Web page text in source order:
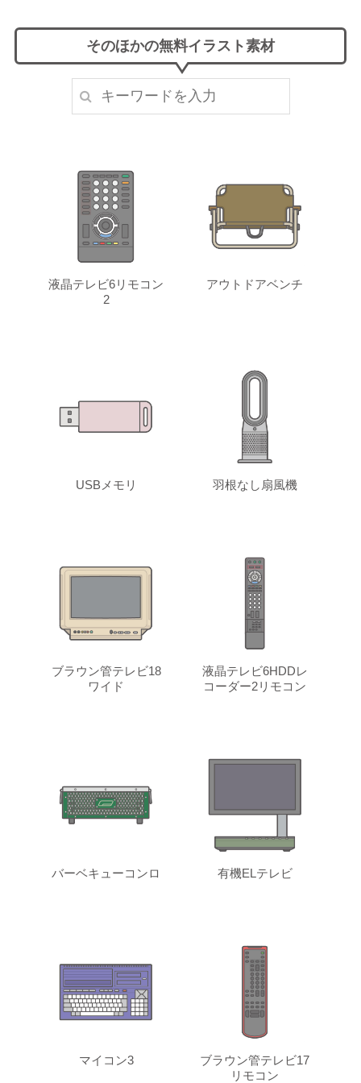
そのほかの無料イラスト素材
液晶テレビ6リモコン
2
アウトドアベンチ
USBメモリ 羽根なし扇風機
ブラウン管テレビ18
ワイド
液晶テレビ6HDDレ
コーダー2リモコン
バーベキューコンロ 有機ELテレビ
マイコン3
ブラウン管テレビ17
リモコン